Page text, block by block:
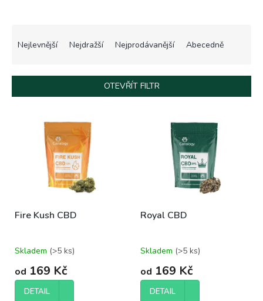
í
Nejlevnější Nejdražší Nejprodávanější Abecedně
OTEVŘÍT FILTR
d
t
ů
Fire Kush CBD
Skladem (>5 ks)
od 169 Kč
DETAIL
Royal CBD
Skladem (>5 ks)
od 169 Kč
DETAIL